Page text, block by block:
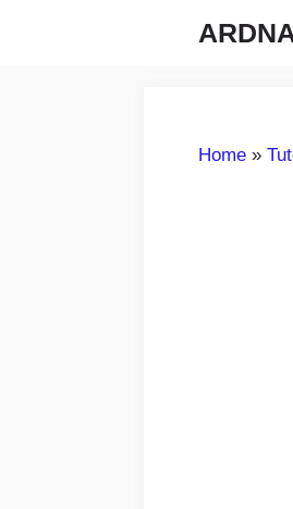
Home »